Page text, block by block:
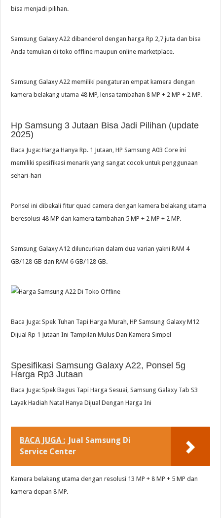
bisa menjadi pilihan.
Samsung Galaxy A22 dibanderol dengan harga Rp 2,7 juta dan bisa
Anda temukan di toko offline maupun online marketplace.
Samsung Galaxy A22 memiliki pengaturan empat kamera dengan
kamera belakang utama 48 MP, lensa tambahan 8 MP + 2 MP + 2 MP.
Hp Samsung 3 Jutaan Bisa Jadi Pilihan (update
2025)
Baca Juga: Harga Hanya Rp. 1 Jutaan, HP Samsung A03 Core ini
memiliki spesifikasi menarik yang sangat cocok untuk penggunaan
sehari-hari
Ponsel ini dibekali fitur quad camera dengan kamera belakang utama
beresolusi 48 MP dan kamera tambahan 5 MP + 2 MP + 2 MP.
Samsung Galaxy A12 diluncurkan dalam dua varian yakni RAM 4
GB/128 GB dan RAM 6 GB/128 GB.
Baca Juga: Spek Tuhan Tapi Harga Murah, HP Samsung Galaxy M12
Dijual Rp 1 Jutaan Ini Tampilan Mulus Dan Kamera Simpel
Spesifikasi Samsung Galaxy A22, Ponsel 5g
Harga Rp3 Jutaan
Baca Juga: Spek Bagus Tapi Harga Sesuai, Samsung Galaxy Tab S3
Layak Hadiah Natal Hanya Dijual Dengan Harga Ini
BACA JUGA :
Jual Samsung Di
Service Center
Kamera belakang utama dengan resolusi 13 MP + 8 MP + 5 MP dan
kamera depan 8 MP.